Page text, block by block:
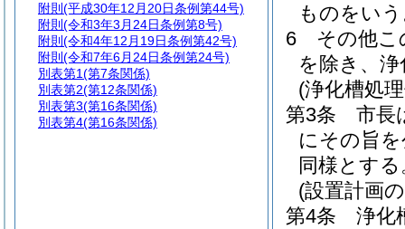
ものをい
6
その他
を除き、
(浄化槽処
第3条
市長
にその旨
同様とする
(設置計画
第4条
浄化
附則 (平成30年12月20日条例第44号)
附則 (令和3年3月24日条例第8号)
附則 (令和4年12月19日条例第42号)
附則 (令和7年6月24日条例第24号)
別表第1(第7条関係)
別表第2(第12条関係)
別表第3(第16条関係)
別表第4(第16条関係)